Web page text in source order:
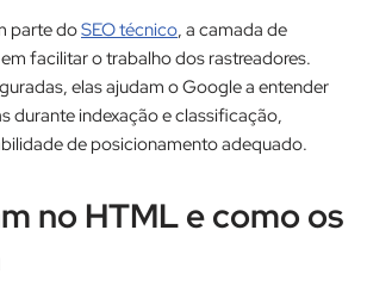
parte doSEO técnico, a camada de
facilitar o trabalho dos rastreadores.
elas ajudam o Google a entender
durante indexação e classificação,
de posicionamento adequado.​
no HTML e como os